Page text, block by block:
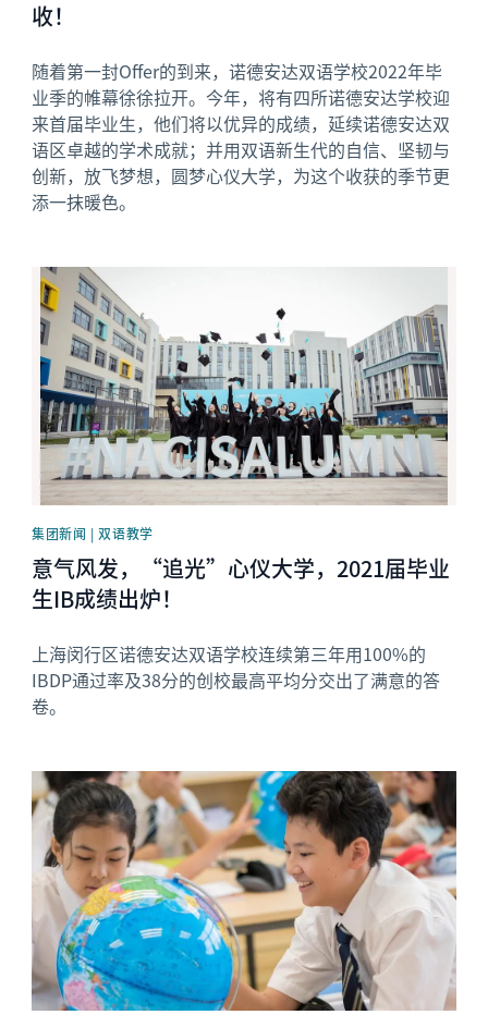
收！
随着第一封Offer的到来，诺德安达双语学校2022年毕
业季的帷幕徐徐拉开。今年，将有四所诺德安达学校迎
来首届毕业生，他们将以优异的成绩，延续诺德安达双
语区卓越的学术成就；并用双语新生代的自信、坚韧与
创新，放飞梦想，圆梦心仪大学，为这个收获的季节更
添一抹暖色。
News image
集团新闻 | 双语教学
意气风发，“追光”心仪大学，2021届毕业
生IB成绩出炉！
上海闵行区诺德安达双语学校连续第三年用100%的
IBDP通过率及38分的创校最高平均分交出了满意的答
卷。
News image